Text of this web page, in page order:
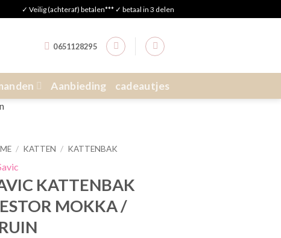
✓ Veilig (achteraf) betalen*** ✓ betaal in 3 delen
0651128295
Aanbieding cadeautjes
/ KATTEN / KATTENBAK
KATTENBAK
MOKKA /